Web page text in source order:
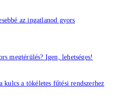
az ingatlanod gyors
megtérülés? Igen, lehetséges!
a tökéletes fűtési rendszerhez